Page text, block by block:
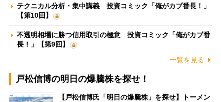
テクニカル分析・集中講義 投資コミック「俺がカブ番長！」
【第10回】
不透明相場に勝つ信用取引の極意 投資コミック「俺がカブ番
長！」【第9回】
一覧を見る
戸松信博の明日の爆騰株を探せ！
【戸松信博氏「明日の爆騰株」を探せ】トーメン